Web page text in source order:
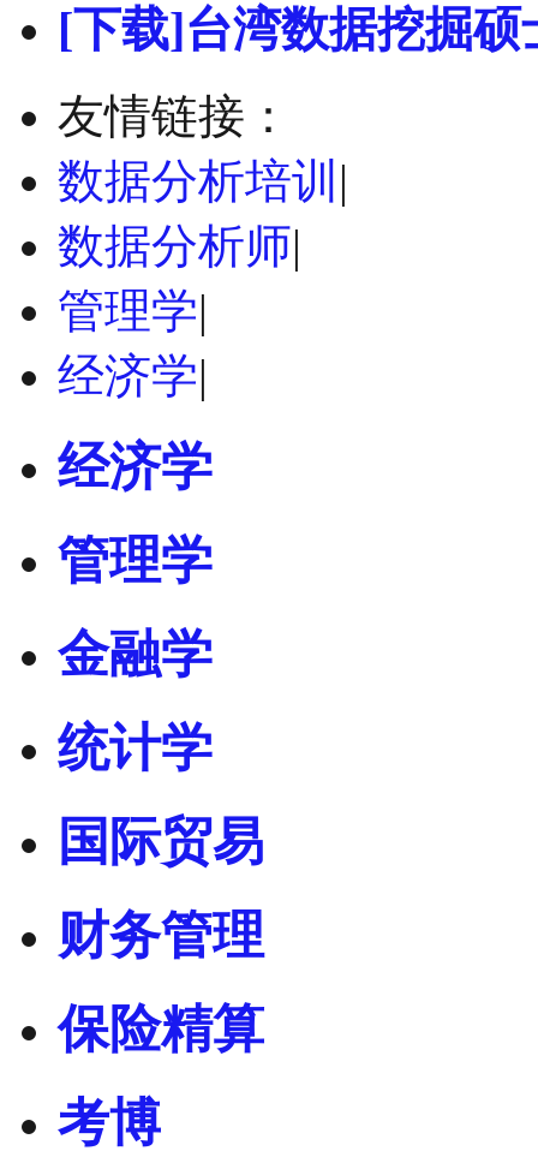
[下载]台湾数据挖掘硕
友情链接：
数据分析培训 |
数据分析师|
管理学|
经济学|
经济学
管理学
金融学
统计学
国际贸易
财务管理
保险精算
考博